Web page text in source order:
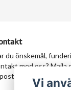
du önskemål,
med oss? Maila
Vi